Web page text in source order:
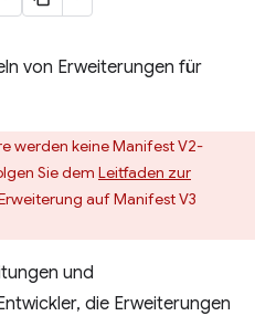
von Erweiterungen für
werden keine Manifest V2-
Sie dem Leitfaden zur
auf Manifest V3
und
die Erweiterungen